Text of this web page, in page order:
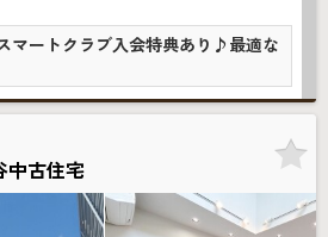
ートクラブ入会特典あり♪最適な
中古住宅